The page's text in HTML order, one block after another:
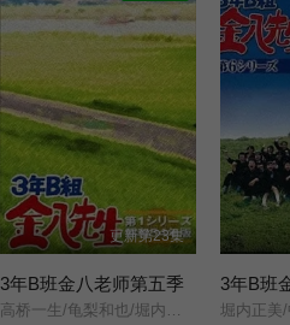
更新第23集
3年B班金八老师第五季
高桥一生/龟梨和也/堀内正美/金田明夫/风间俊介/星野真里/倍赏美津子/武田铁矢/平野良/
3年B班